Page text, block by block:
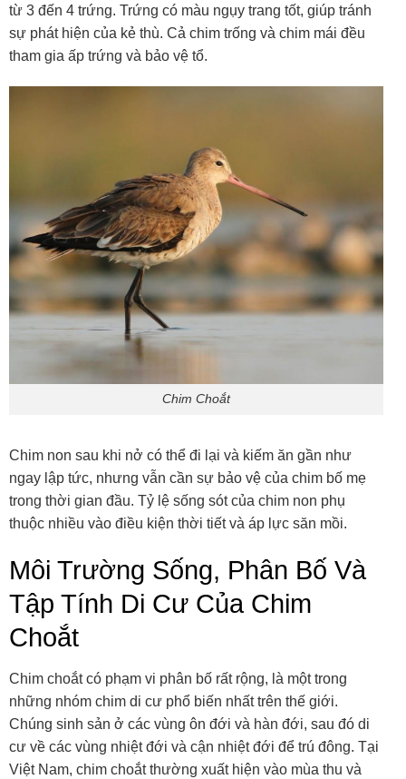
từ 3 đến 4 trứng. Trứng có màu ngụy trang tốt, giúp tránh
sự phát hiện của kẻ thù. Cả chim trống và chim mái đều
tham gia ấp trứng và bảo vệ tổ.
Chim Choắt
Chim non sau khi nở có thể đi lại và kiếm ăn gần như
ngay lập tức, nhưng vẫn cần sự bảo vệ của chim bố mẹ
trong thời gian đầu. Tỷ lệ sống sót của chim non phụ
thuộc nhiều vào điều kiện thời tiết và áp lực săn mồi.
Môi Trường Sống, Phân Bố Và
Tập Tính Di Cư Của Chim
Choắt
Chim choắt có phạm vi phân bố rất rộng, là một trong
những nhóm chim di cư phổ biến nhất trên thế giới.
Chúng sinh sản ở các vùng ôn đới và hàn đới, sau đó di
cư về các vùng nhiệt đới và cận nhiệt đới để trú đông. Tại
Việt Nam, chim choắt thường xuất hiện vào mùa thu và